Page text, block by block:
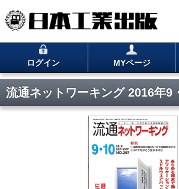
ログイン MYページ
流通ネットワーキング 2016年9